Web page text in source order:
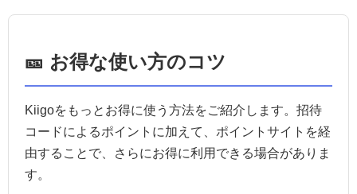
🎫 お得な使い方のコツ
Kiigoをもっとお得に使う方法をご紹介します。招待
コードによるポイントに加えて、ポイントサイトを経
由することで、さらにお得に利用できる場合がありま
す。